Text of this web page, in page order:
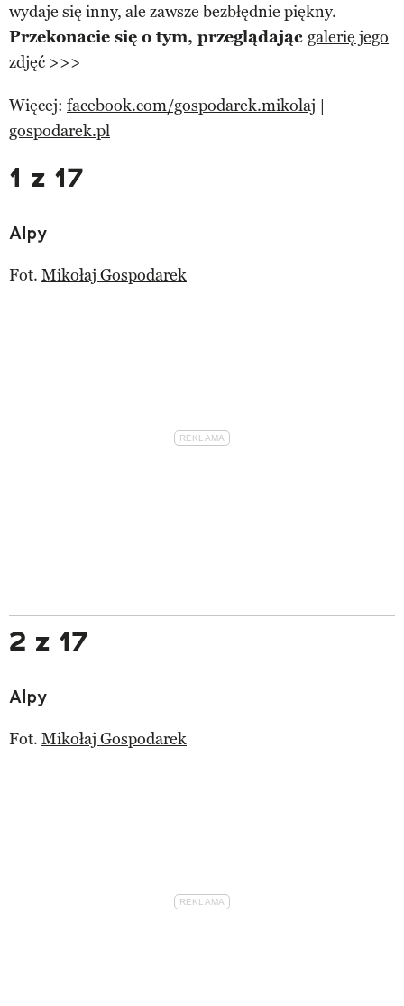
wydaje się inny, ale zawsze bezbłędnie piękny.
Przekonacie się o tym, przeglądając galerię jego
zdjęć >>>
Więcej: facebook.com/gospodarek.mikolaj |
gospodarek.pl
1 z 17
Alpy
Fot. Mikołaj Gospodarek
2 z 17
Alpy
Fot. Mikołaj Gospodarek